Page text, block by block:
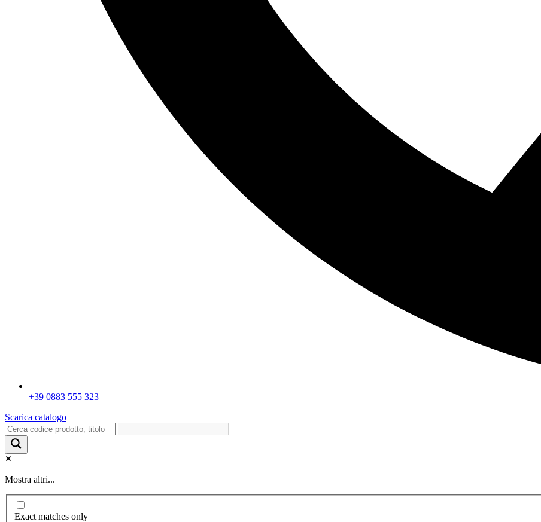
+39 0883 555 323
Scarica catalogo
Mostra altri...
Exact matches only